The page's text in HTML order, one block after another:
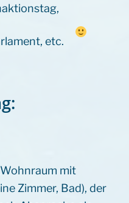
etc.
mit
Zimmer, Bad), der